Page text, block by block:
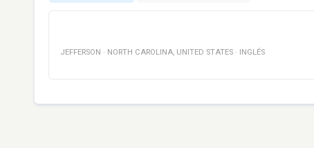
JEFFERSON · NORTH CAROLINA, UNITED STATES · INGLÉS